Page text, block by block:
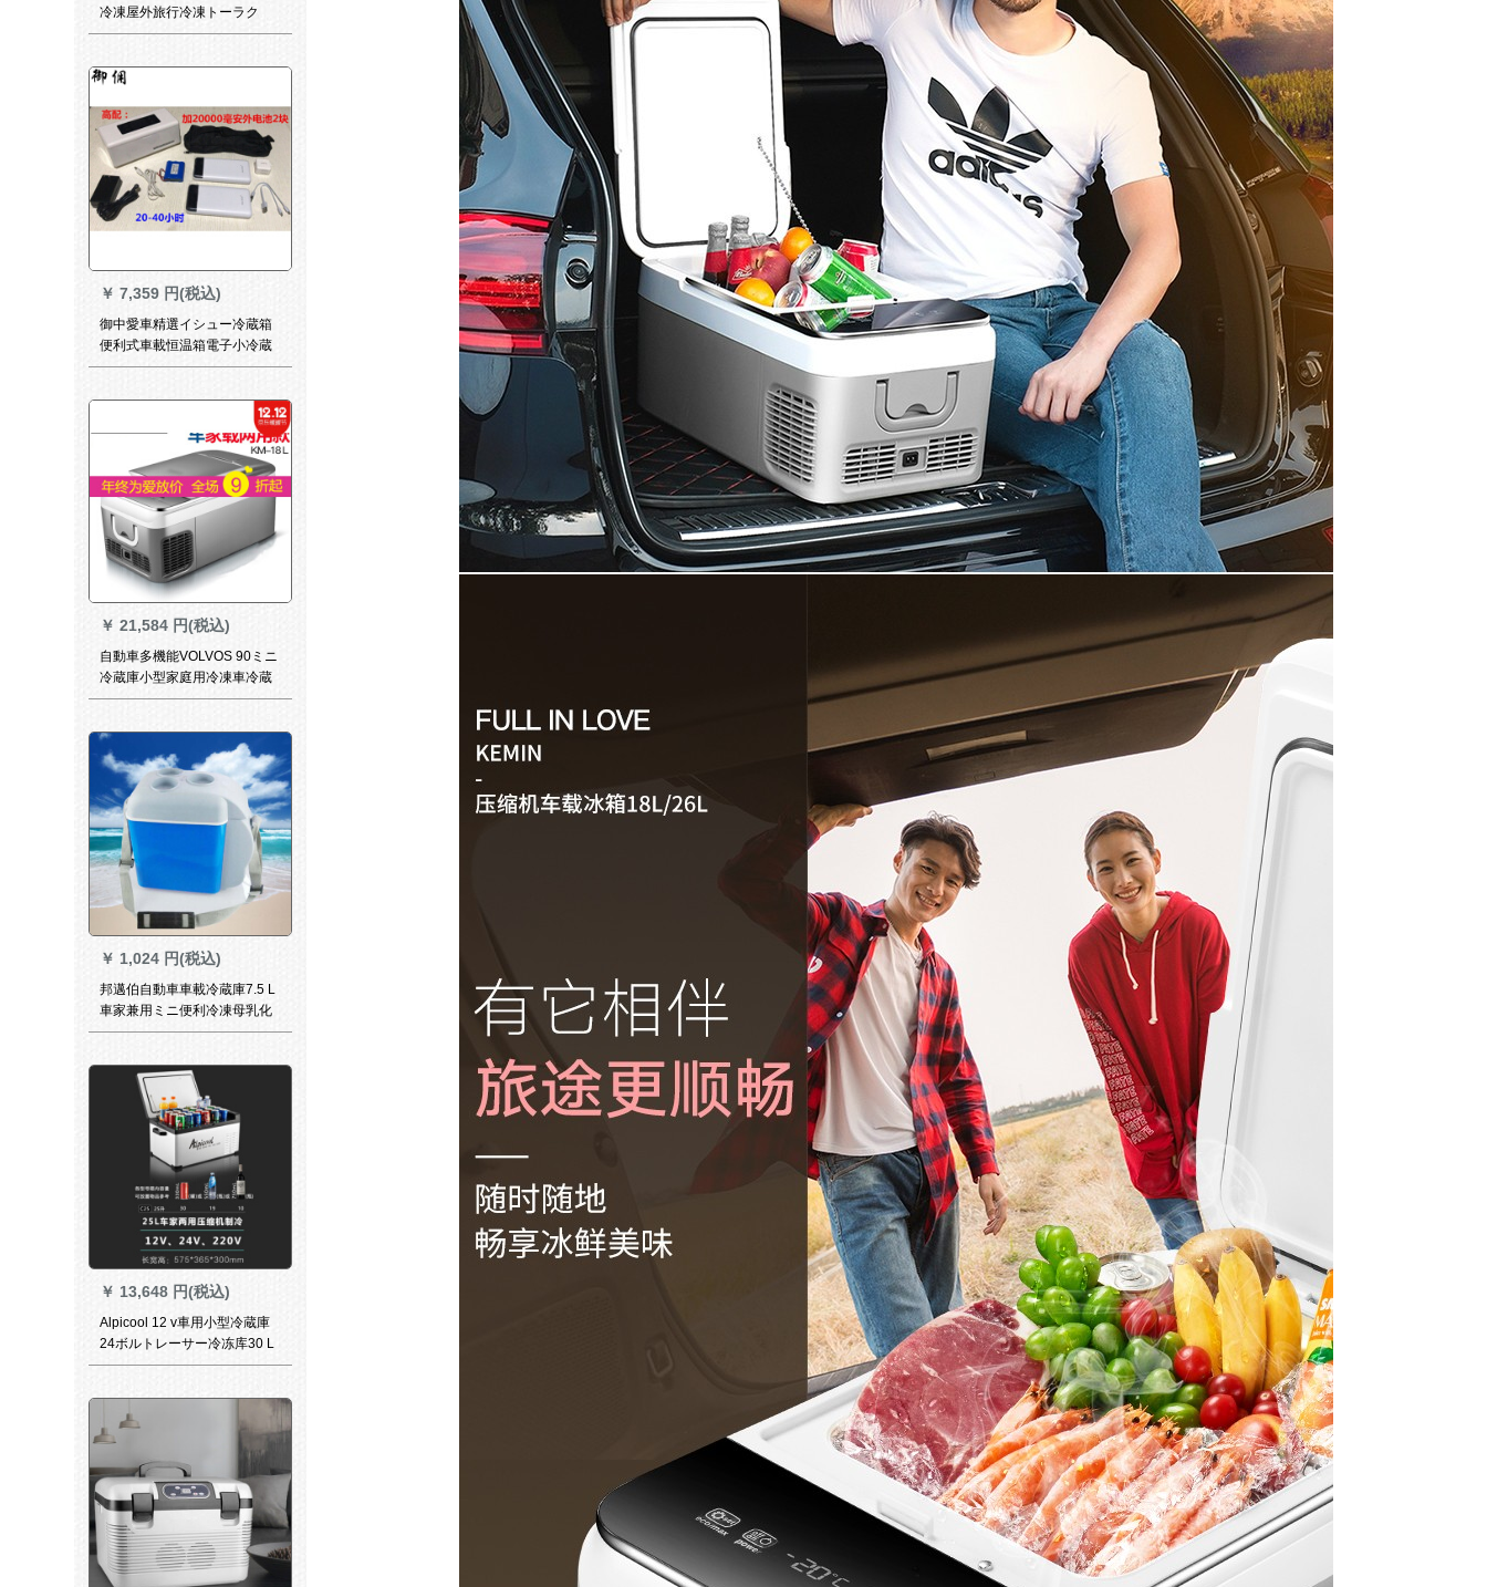
冷凍屋外旅行冷凍トーラク
12/24 vミニ冷蔵庫冷蔵庫凍結
￥ 7,359 円(税込)
御中愛車精選イシュー冷蔵箱
便利式車載恒温箱電子小冷蔵
庫家庭用医薬品アイリスボッ
￥ 21,584 円(税込)
自動車多機能VOLVOS 90ミニ
冷蔵庫小型家庭用冷凍車冷蔵
庫車家兼用寮学生冷温実用自
用モデル
￥ 1,024 円(税込)
邦邁伯自動車車載冷蔵庫7.5 L
車家兼用ミニ便利冷凍母乳化
粧品冷蔵学生寮シゲル冷温箱
￥ 13,648 円(税込)
Alpicool 12 v車用小型冷蔵庫
24ボルトレーサー冷冻库30 L
40 L 50リット大容量车家兼用